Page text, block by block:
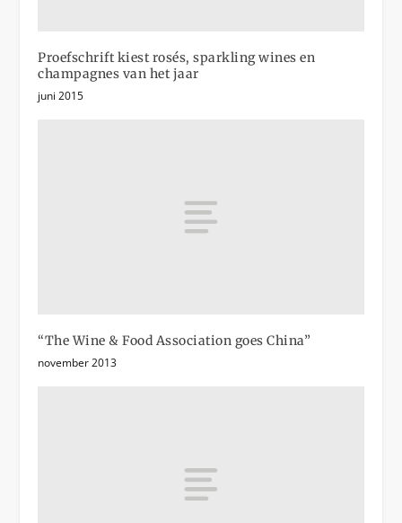
Proefschrift kiest rosés, sparkling wines en
champagnes van het jaar
juni 2015
“The Wine & Food Association goes China”
november 2013